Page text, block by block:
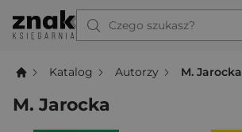
Czego szukasz?
Katalog Autorzy M. Jarocka
M. Jarocka